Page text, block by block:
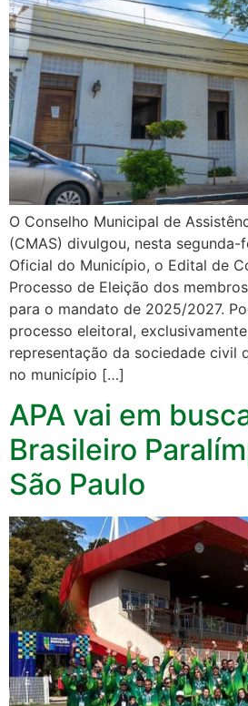
O Conselho Municipal de
(CMAS) divulgou, nesta
Oficial do Município, o Edital de
Processo de Eleição dos
para o mandato de 2025/2027.
processo eleitoral,
representação da sociedade civil
no município […]
APA vai em
Brasileiro
São Paulo